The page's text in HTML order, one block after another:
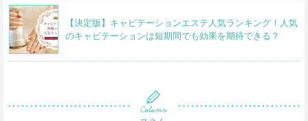
【決定版】キャビテーションエステ人気ランキング！人気
のキャビテーションは短期間でも効果を期待できる？